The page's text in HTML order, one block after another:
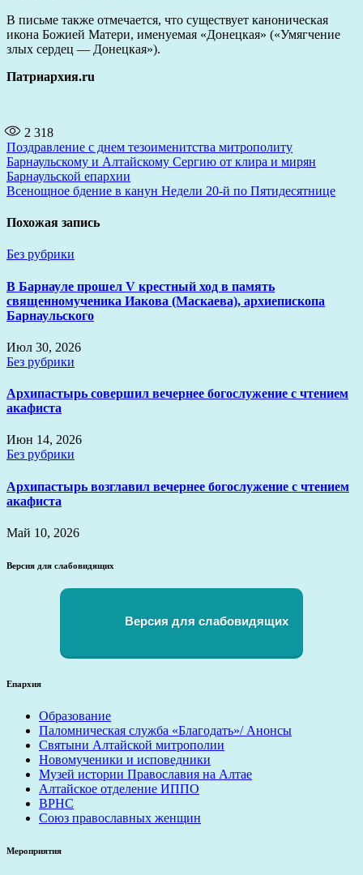
В письме также отмечается, что существует каноническая
икона Божией Матери, именуемая «Донецкая» («Умягчение
злых сердец — Донецкая»).
Патриархия.ru
2 318
Навигация
по
записям
Поздравление с днем тезоименитства митрополиту
Барнаульскому и Алтайскому Сергию от клира и мирян
Барнаульской епархии
Всенощное бдение в канун Недели 20-й по Пятидесятнице
Похожая запись
Без рубрики
В Барнауле прошел V крестный ход в память
священномученика Иакова (Маскаева), архиепископа
Барнаульского
Июл 30, 2026
Без рубрики
Архипастырь совершил вечернее богослужение с чтением
акафиста
Июн 14, 2026
Без рубрики
Архипастырь возглавил вечернее богослужение с чтением
акафиста
Май 10, 2026
Версия для слабовидящих
Версия для слабовидящих
Епархия
Образование
Паломническая служба «Благодать»/ Анонсы
Святыни Алтайской митрополии
Новомученики и исповедники
Музей истории Православия на Алтае
Алтайское отделение ИППО
ВРНС
Союз православных женщин
Мероприятия